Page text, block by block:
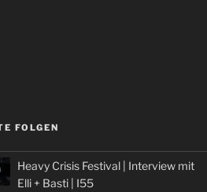
FOLGEN
Heavy Crisis Festival | Interview mit
Elli + Basti | I55